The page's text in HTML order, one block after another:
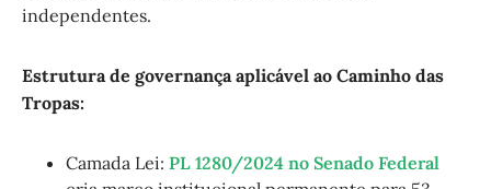
independentes.
Estrutura de governança aplicável ao Caminho das
Tropas:
Camada Lei: PL 1280/2024 no Senado Federal